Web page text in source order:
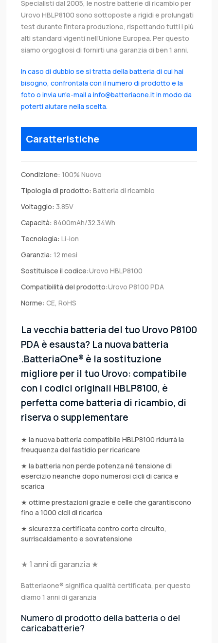
Specialisti dal 2005, le nostre batterie di ricambio per
Urovo HBLP8100 sono sottoposte a rigidi e prolungati
test durante l’intera produzione, rispettando tutti i più
alti standard vigenti nell’Unione Europea. Per questo
siamo orgogliosi di fornirti una garanzia di ben 1 anni.
In caso di dubbio se si tratta della batteria di cui hai
bisogno, confrontala con il numero di prodotto e la
foto o invia un'e-mail a info@batteriaone.it in modo da
poterti aiutare nella scelta.
Caratteristiche
Condizione: 100% Nuovo
Tipologia di prodotto: Batteria di ricambio
Voltaggio: 3.85V
Capacità: 8400mAh/32.34Wh
Tecnologia: Li-ion
Garanzia: 12 mesi
Sostituisce il codice:Urovo HBLP8100
Compatibilità del prodotto:Urovo P8100 PDA
Norme: CE, RoHS
La vecchia batteria del tuo Urovo P8100
PDA è esausta? La nuova batteria
.BatteriaOne® è la sostituzione
migliore per il tuo Urovo: compatibile
con i codici originali HBLP8100, è
perfetta come batteria di ricambio, di
riserva o supplementare
★ la nuova batteria compatibile HBLP8100 ridurrà la
freuquenza del fastidio per ricaricare
★ la batteria non perde potenza né tensione di
esercizio neanche dopo numerosi cicli di carica e
scarica
★ ottime prestazioni grazie e celle che garantiscono
fino a 1000 cicli di ricarica
★ sicurezza certificata contro corto circuito,
surriscaldamento e sovratensione
★ 1 anni di garanzia ★
Batteriaone® significa qualità certificata, per questo
diamo 1 anni di garanzia
Numero di prodotto della batteria o del
caricabatterie?